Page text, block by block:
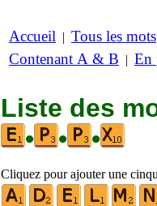
Accueil | Tous les mots
Contenant A & B | En
Liste des
•
• •
Cliquez pour ajouter une